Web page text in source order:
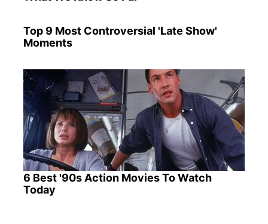
Top 9 Most Controversial 'Late Show'
Moments
6 Best '90s Action Movies To Watch
Today